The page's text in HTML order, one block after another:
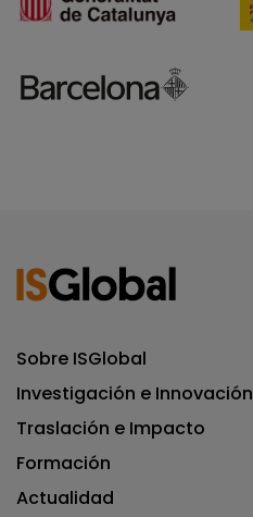
Sobre ISGlobal
Investigación e Innovación
Traslación e Impacto
Formación
Actualidad